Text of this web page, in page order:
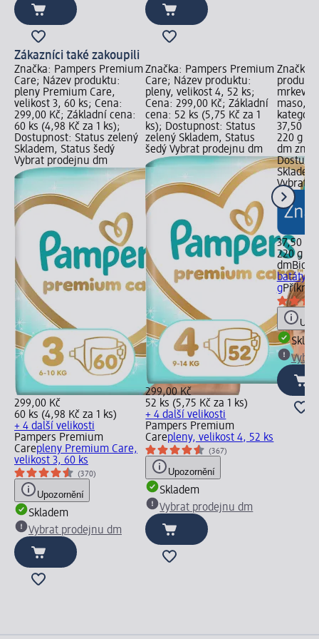
Zákazníci také zakoupili
Značka: Pampers Premium
Care; Název produktu:
pleny Premium Care,
velikost 3, 60 ks; Cena:
299,00 Kč; Základní cena:
60 ks (4,98 Kč za 1 ks);
Dostupnost: Status zelený
Skladem, Status šedý
Vybrat prodejnu dm
299,00 Kč
60 ks (4,98 Kč za 1 ks)
+ 4 další velikosti
Pampers Premium
Carepleny Premium Care,
velikost 3, 60 ks
(370)
Upozornění
Skladem
Vybrat prodejnu dm
Značka: Pampers Premium
Care; Název produktu:
pleny, velikost 4, 52 ks;
Cena: 299,00 Kč; Základní
cena: 52 ks (5,75 Kč za 1
ks); Dostupnost: Status
zelený Skladem, Status
šedý Vybrat prodejnu dm
299,00 Kč
52 ks (5,75 Kč za 1 ks)
+ 4 další velikosti
Pampers Premium
Carepleny, velikost 4, 52 ks
(367)
Upozornění
Skladem
Vybrat prodejnu dm
Značka:
mrkev,
maso,
37,50
220 g
dm
Vybrat
37,50 Kč
220 g
dmBio
batáty &
gPříkrmy